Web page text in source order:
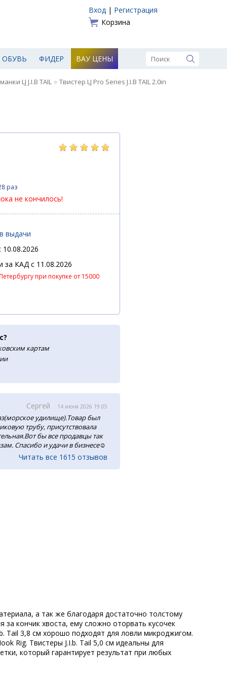
Вход | Регистрация
Корзина
ОБУВЬ ФИДЕР ВАУ ЦЕНЫ
LJ J.I.B TAIL » Твистер LJ Pro Series J.I.B TAIL 2.0in
раз
не кончилось!
выдачи
за КАД c 11.08.2026
при покупке от 15000
картам
Сергей 14 июня 2026 19:05
удилище).Товар был
трубу, присутствовала
бы все продавцы так
Спасибо и удачи в бизнесе☺️
Читать все 1615 отзывов
а так же благодаря достаточно толстому
кончик хвоста, ему сложно оторвать кусочек
Tail 3,8 cм хорошо подходят для ловли микроджигом.
Rig. Твистеры J.I.b. Tail 5,0 cм идеальны для
который гарантирует результат при любых